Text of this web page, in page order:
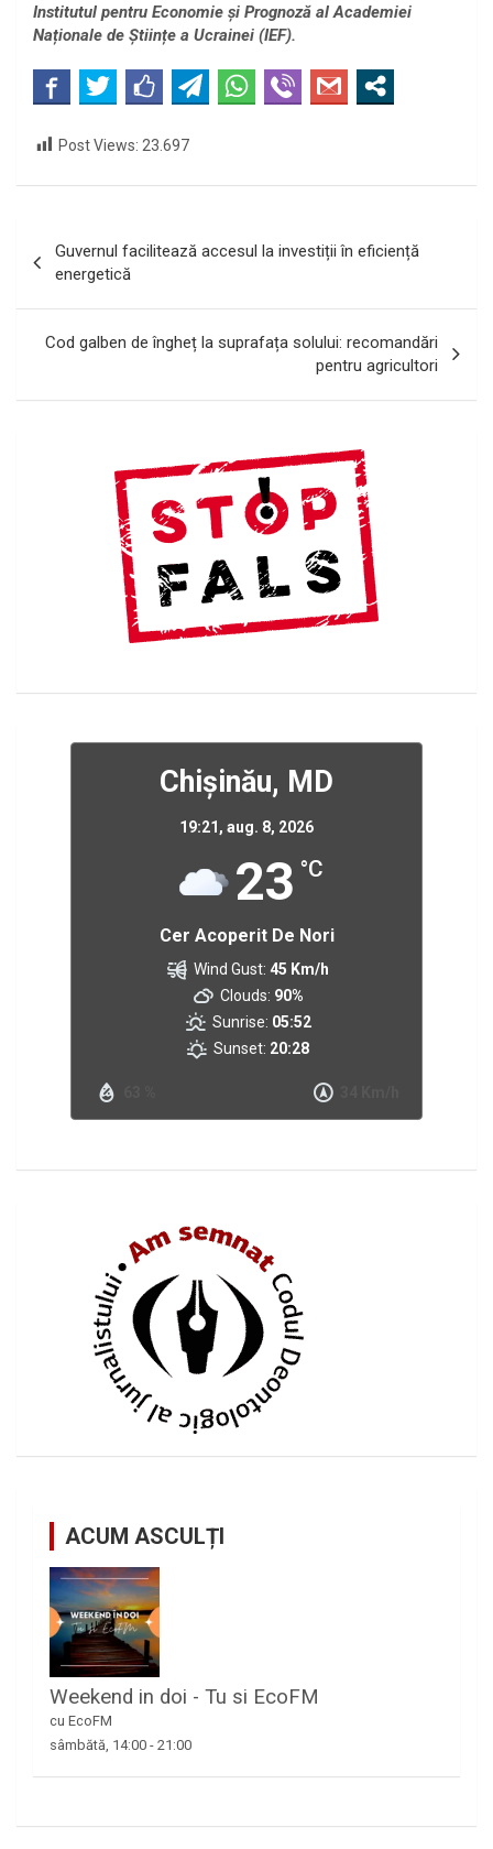
Institutul pentru Economie și Prognoză al Academiei
Naționale de Științe a Ucrainei (IEF).
Post Views: 23.697
în
articole
Guvernul facilitează accesul la investiții în eficiență
energetică
Cod galben de îngheț la suprafața solului: recomandări
pentru agricultori
Chișinău, MD
19:21, aug. 8, 2026
23 °C
Cer Acoperit De Nori
Wind Gust: 45 Km/h
Clouds: 90%
Sunrise: 05:52
Sunset: 20:28
ACUM ASCULȚI
Weekend in doi - Tu si EcoFM
cu EcoFM
sâmbătă, 14:00 - 21:00